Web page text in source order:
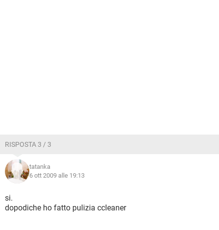
RISPOSTA 3 / 3
tatanka
6 ott 2009 alle 19:13
si.
dopodiche ho fatto pulizia ccleaner